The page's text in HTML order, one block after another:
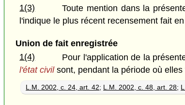
1(3)
Toute mention dans la
l'indique le plus récent recensement fait
Union de fait enregistrée
1(4)
Pour l'application de la
l'état civilsont, pendant la période où
L.M. 2002, c. 24, art. 42; L.M. 2002, c. 48, art. 28;